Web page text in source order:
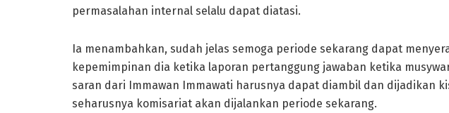
permasalahan internal selalu dapat diatasi.
Ia menambahkan, sudah jelas semoga periode sekarang dapat
kepemimpinan dia ketika laporan pertanggung jawaban ketika
saran dari Immawan Immawati harusnya dapat diambil dan dijadikan
seharusnya komisariat akan dijalankan periode sekarang.